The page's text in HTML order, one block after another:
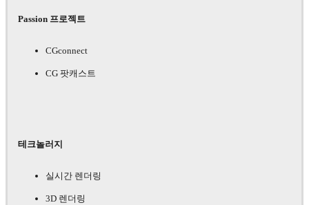
Passion 프로젝트
CGconnect
CG 팟캐스트
테크놀러지
실시간 렌더링
3D 렌더링